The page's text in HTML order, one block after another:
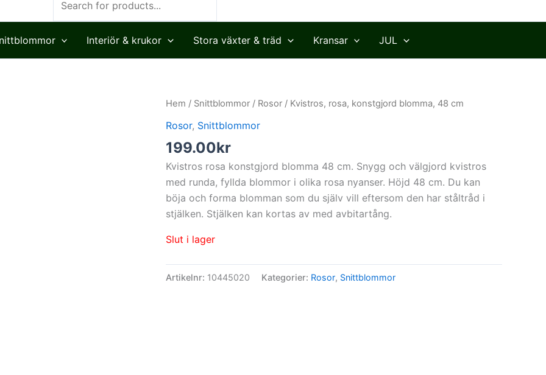
Interiör & krukor Stora växter & träd Kransar JUL
Hem / Snittblommor / Rosor / Kvistros, rosa, konstgjord blomma, 48 cm
Rosor, Snittblommor
199.00kr
Kvistros rosa konstgjord blomma 48 cm. Snygg och välgjord kvistros
med runda, fyllda blommor i olika rosa nyanser. Höjd 48 cm. Du kan
böja och forma blomman som du själv vill eftersom den har ståltråd i
stjälken. Stjälken kan kortas av med avbitartång.
Slut i lager
Artikelnr: 10445020 Kategorier: Rosor, Snittblommor